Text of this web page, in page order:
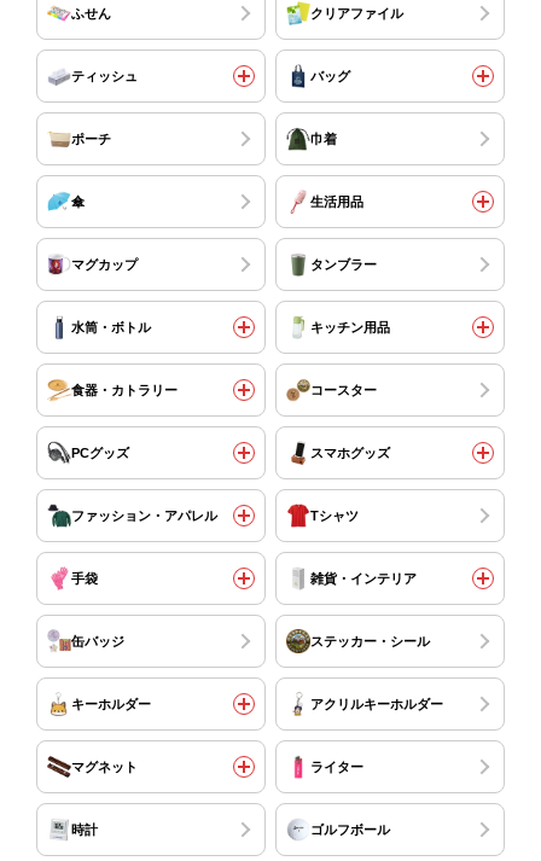
ふせん クリアファイル
ティッシュ バッグ
ポーチ 巾着
傘 生活用品
マグカップ タンブラー
水筒・ボトル キッチン用品
食器・カトラリー コースター
PCグッズ スマホグッズ
ファッション・アパレル Tシャツ
手袋 雑貨・インテリア
缶バッジ ステッカー・シール
キーホルダー アクリルキーホルダー
マグネット ライター
時計 ゴルフボール